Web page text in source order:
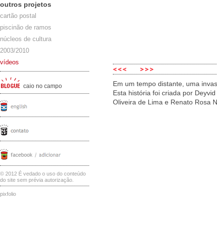
outros projetos
cartão postal
piscinão de ramos
núcleos de cultura
2003/2010
vídeos
caio no campo
© 2012 É vedado o uso do conteúdo
do site sem prévia autorização.
pixfolio
Em um tempo distante, uma
Esta história foi criada por
Oliveira de Lima e Renato Rosa